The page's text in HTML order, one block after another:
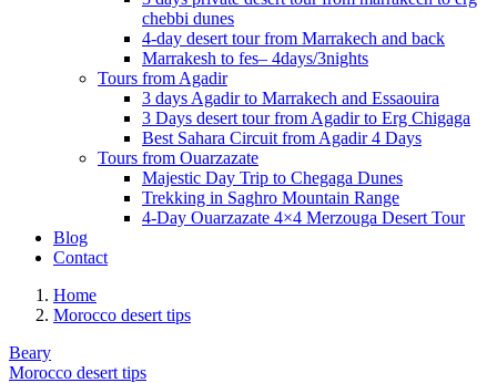
chebbi dunes
4-day desert tour from Marrakech and back
Marrakesh to fes– 4days/3nights
Tours from Agadir
3 days Agadir to Marrakech and Essaouira
3 Days desert tour from Agadir to Erg Chigaga
Best Sahara Circuit from Agadir 4 Days
Tours from Ouarzazate
Majestic Day Trip to Chegaga Dunes
Trekking in Saghro Mountain Range
4-Day Ouarzazate 4×4 Merzouga Desert Tour
Blog
Contact
Home
Morocco desert tips
Beary
Morocco desert tips